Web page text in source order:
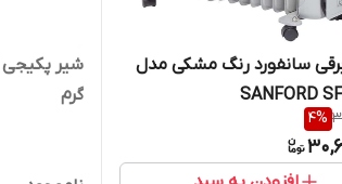
سانفورد رنگ مشکی مدل
SANFORD
4%
گرم